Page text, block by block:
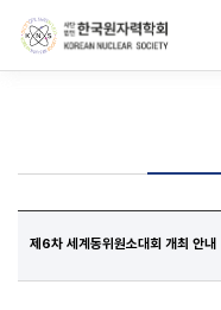
제6차 세계동위원소대회 개최 안내